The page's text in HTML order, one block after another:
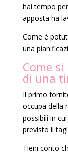
hai tempo
apposta ha
Come è
una
Come
di una
Il primo
occupa della
possibili in
previsto il
Tieni conto